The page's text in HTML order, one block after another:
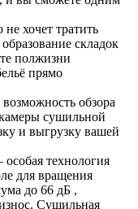
хочет тратить
складок
полжизни
прямо
обзора
сушильной
и выгрузку вашей
технология
для вращения
до 66 дБ ,
Сушильная